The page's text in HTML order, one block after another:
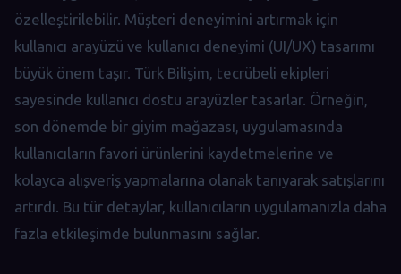
özelleştirilebilir. Müşteri deneyimini artırmak için
kullanıcı arayüzü ve kullanıcı deneyimi (UI/UX) tasarımı
büyük önem taşır. Türk Bilişim, tecrübeli ekipleri
sayesinde kullanıcı dostu arayüzler tasarlar. Örneğin,
son dönemde bir giyim mağazası, uygulamasında
kullanıcıların favori ürünlerini kaydetmelerine ve
kolayca alışveriş yapmalarına olanak tanıyarak satışlarını
artırdı. Bu tür detaylar, kullanıcıların uygulamanızla daha
fazla etkileşimde bulunmasını sağlar.